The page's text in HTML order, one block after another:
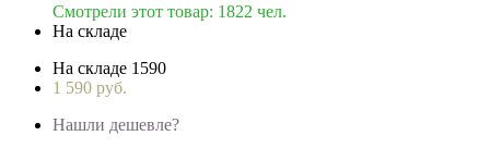
Смотрели этот товар: 1822 чел.
На складе
На складе 1590
1 590 руб.
Нашли дешевле?